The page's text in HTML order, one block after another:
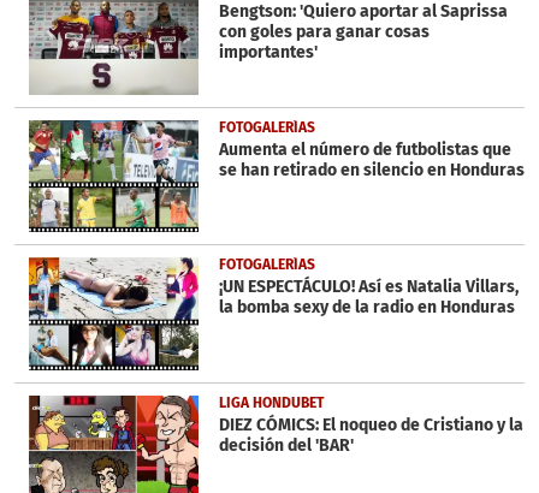
Bengtson: 'Quiero aportar al Saprissa
con goles para ganar cosas
importantes'
FOTOGALERÍAS
Aumenta el número de futbolistas que
se han retirado en silencio en Honduras
FOTOGALERÍAS
¡UN ESPECTÁCULO! Así es Natalia Villars,
la bomba sexy de la radio en Honduras
LIGA HONDUBET
DIEZ CÓMICS: El noqueo de Cristiano y la
decisión del 'BAR'